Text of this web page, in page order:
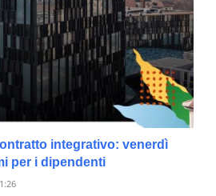
integrativo: venerdì
per i dipendenti